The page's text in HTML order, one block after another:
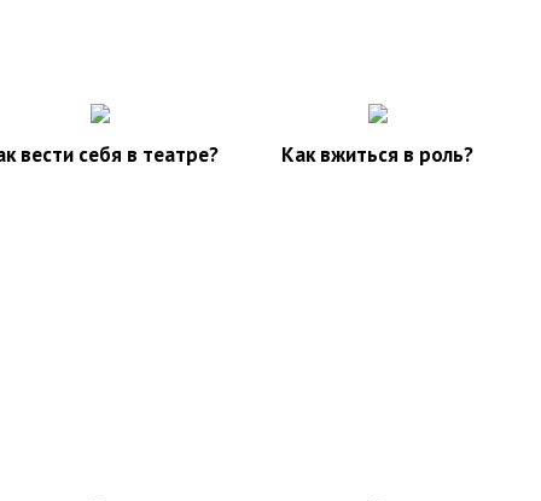
вести себя в театре? Как вжиться в роль?